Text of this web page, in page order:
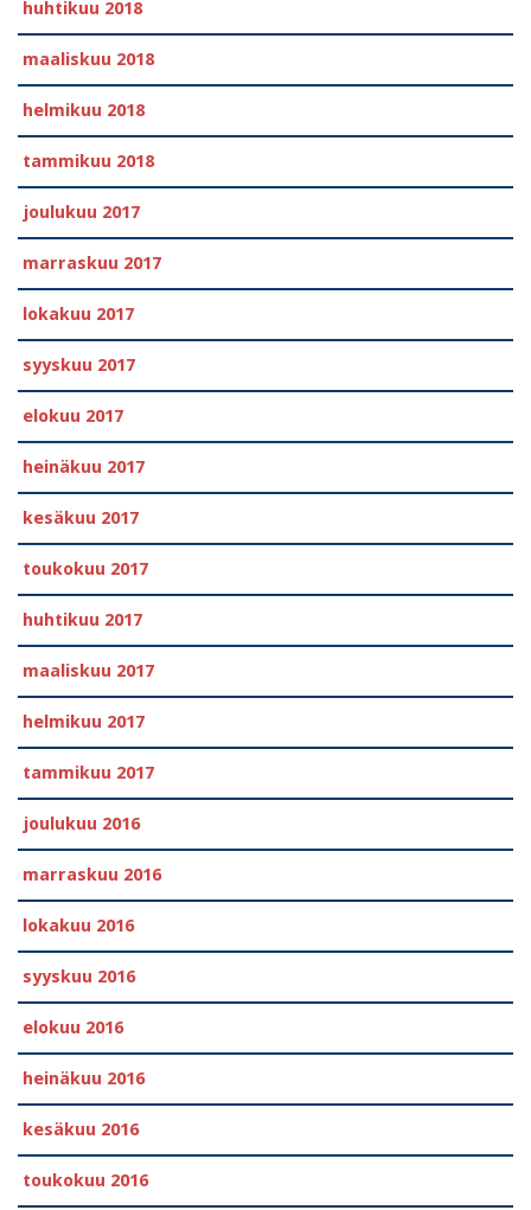
huhtikuu 2018
maaliskuu 2018
helmikuu 2018
tammikuu 2018
joulukuu 2017
marraskuu 2017
lokakuu 2017
syyskuu 2017
elokuu 2017
heinäkuu 2017
kesäkuu 2017
toukokuu 2017
huhtikuu 2017
maaliskuu 2017
helmikuu 2017
tammikuu 2017
joulukuu 2016
marraskuu 2016
lokakuu 2016
syyskuu 2016
elokuu 2016
heinäkuu 2016
kesäkuu 2016
toukokuu 2016